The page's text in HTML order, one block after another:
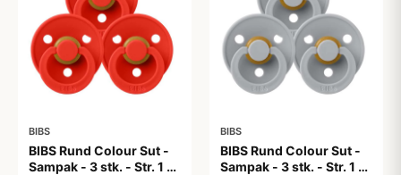
BIBS
BIBS Rund Colour Sut -
Sampak - 3 stk. - Str. 1 -
BIBS
BIBS Rund Colour Sut -
Sampak - 3 stk. - Str. 1 -